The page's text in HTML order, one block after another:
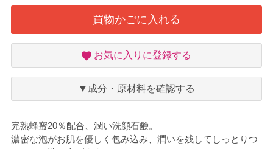
買物かごに入れる
お
入
り
お気に入りに登録する
▼成分・原材料を確認する
完熟蜂蜜20％配合、潤い洗顔石鹸。
濃密な泡がお肌を優しく包み込み、潤いを残してしっとりつ